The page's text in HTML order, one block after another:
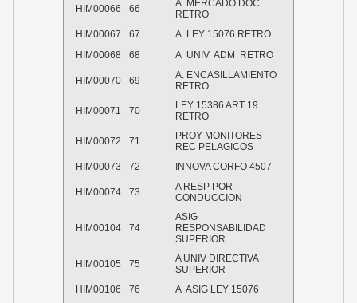
HIM00066 66
A MERCADO DOC
RETRO
HIM00067
67
A. LEY 15076 RETRO
HIM00068
68 A UNIV ADM RETRO
HIM00070 69
A. ENCASILLAMIENTO
RETRO
HIM00071 70
LEY 15386 ART 19
RETRO
HIM00072 71
PROY MONITORES
REC PELAGICOS
HIM00073
72 INNOVA CORFO 4507
HIM00074 73
A RESP POR
CONDUCCION
HIM00104 74
ASIG
RESPONSABILIDAD
SUPERIOR
HIM00105 75
A UNIV DIRECTIVA
SUPERIOR
HIM00106
76 A ASIG LEY 15076